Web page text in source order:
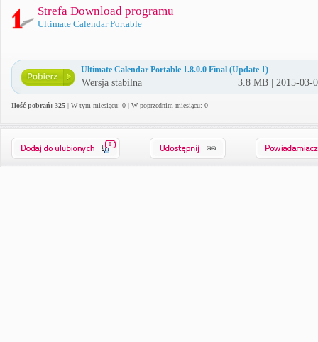
Strefa Download programu
Ultimate Calendar Portable
Ultimate Calendar Portable 1.8.0.0 Final (Update 1)
Wersja stabilna 3.8 MB | 2015-03-
Ilość pobrań: 325 | W tym miesiącu: 0 | W poprzednim miesiącu: 0
0